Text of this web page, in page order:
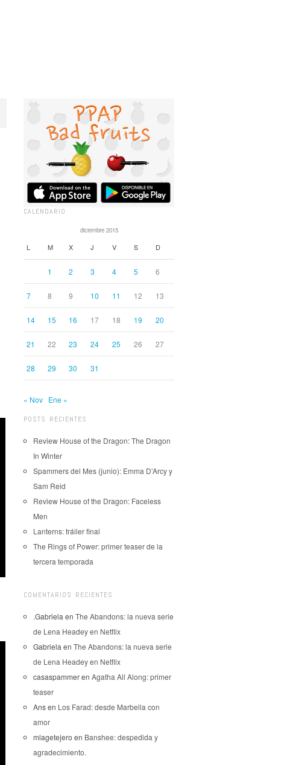
CALENDARIO
diciembre 2015
L M X J V S D
1 2 3 4 5 6
7 8 9 10 11 12 13
14 15 16 17 18 19 20
21 22 23 24 25 26 27
28 29 30 31
« Nov Ene »
POSTS RECIENTES
Review House of the Dragon: The Dragon
In Winter
Spammers del Mes (junio): Emma D’Arcy y
Sam Reid
Review House of the Dragon: Faceless
Men
Lanterns: tráiler final
The Rings of Power: primer teaser de la
tercera temporada
COMENTARIOS RECIENTES
.Gabriela en The Abandons: la nueva serie
de Lena Headey en Netflix
Gabriela en The Abandons: la nueva serie
de Lena Headey en Netflix
casaspammeren Agatha All Along: primer
teaser
Ansen Los Farad: desde Marbella con
amor
mlagetejero en Banshee: despedida y
agradecimiento.